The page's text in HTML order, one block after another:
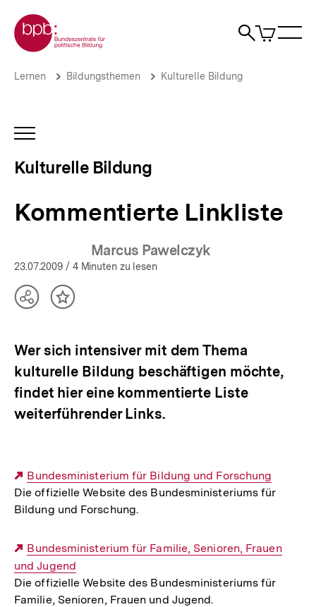
zum
Seiteninhalt
springen
Zur Startseite der bpb
Suche
Artikel
im
Kommentierte
Bildung
bpb.de
Brotkrümelnavigation
Pfadnavigation
Lernen Bildungsthemen Kulturelle Bildung
INHALTSNAVIGATION
Kulturelle Bildung
Kommentierte Linkliste
Marcus Pawelczyk
23.07.2009 / 4 Minuten zu lesen
TeilenInhalt
Wer sich intensiver mit dem Thema
kulturelle Bildung beschäftigen möchte,
findet hier eine kommentierte Liste
weiterführender Links.
Externer
Link:
Bundesministerium für Bildung und Forschung
Die offizielle Website des Bundesministeriums für
Bildung und Forschung.
Externer
Link:
Bundesministerium für Familie, Senioren, Frauen
und Jugend
Die offizielle Website des Bundesministeriums für
Familie, Senioren, Frauen und Jugend.